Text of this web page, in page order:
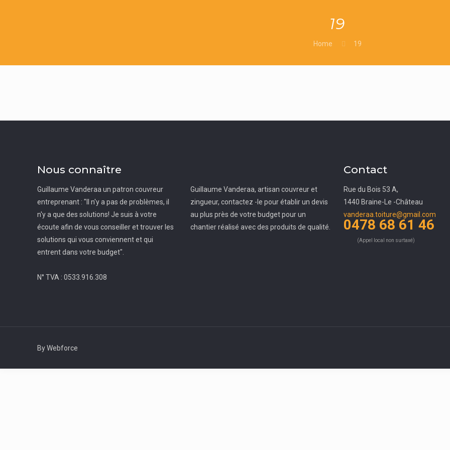
19
Home 19
Nous connaître
Guillaume Vanderaa un patron couvreur
entreprenant : "Il n'y a pas de problèmes, il
n'y a que des solutions! Je suis à votre
écoute afin de vous conseiller et trouver les
solutions qui vous conviennent et qui
entrent dans votre budget".
N° TVA : 0533.916.308
Guillaume Vanderaa, artisan couvreur et
zingueur, contactez -le pour établir un devis
au plus près de votre budget pour un
chantier réalisé avec des produits de qualité.
Contact
Rue du Bois 53 A,
1440 Braine-Le -Château
vanderaa.toiture@gmail.com
0478 68 61 46
(Appel local non surtaxé)
By Webforce